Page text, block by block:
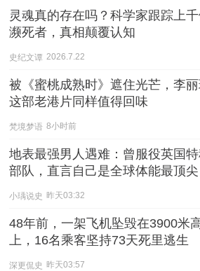
灵魂真的存在吗？科学家跟踪上千
濒死者，真相颠覆认知
史纪文谭 2026.7.22
被《蜜桃成熟时》遮住光芒，李
这部老港片同样值得回味
梵境梦语 8小时前
地表最强男人遇难：曾服役英国
部队，直言自己是全球体能最顶尖
小瑀说史 昨天03:32
48年前，一架飞机坠毁在3900米
上，16名乘客坚持73天死里逃生
深更侃史 昨天03:57